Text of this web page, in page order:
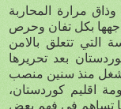
مرارة المحاربة
بكل تفان وحرص
التي تتعلق بالامن
بعد تحريرها
يشغل منذ سنين منصب
اقليم كوردستان،
تساهم في فهم بعض